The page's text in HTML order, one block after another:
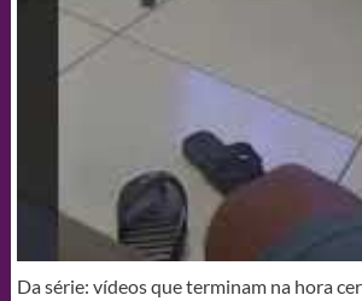
Da série: vídeos que terminam na hora